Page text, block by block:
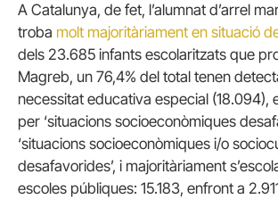
A Catalunya, de fet, l’alumnat d’arrel
troba molt majoritàriament en situació
dels 23.685 infants escolaritzats que
Magreb, un 76,4% del total tenen
necessitat educativa especial (18.094),
per ‘situacions socioeconòmiques
‘situacions socioeconòmiques i/o
desafavorides’, i majoritàriament
escoles públiques: 15.183, enfront a